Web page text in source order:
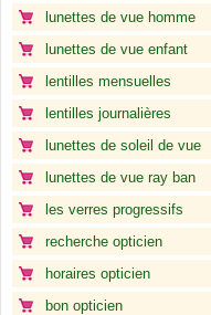
lunettes de vue homme
lunettes de vue enfant
lentilles mensuelles
lentilles journalières
lunettes de soleil de vue
lunettes de vue ray ban
les verres progressifs
recherche opticien
horaires opticien
bon opticien